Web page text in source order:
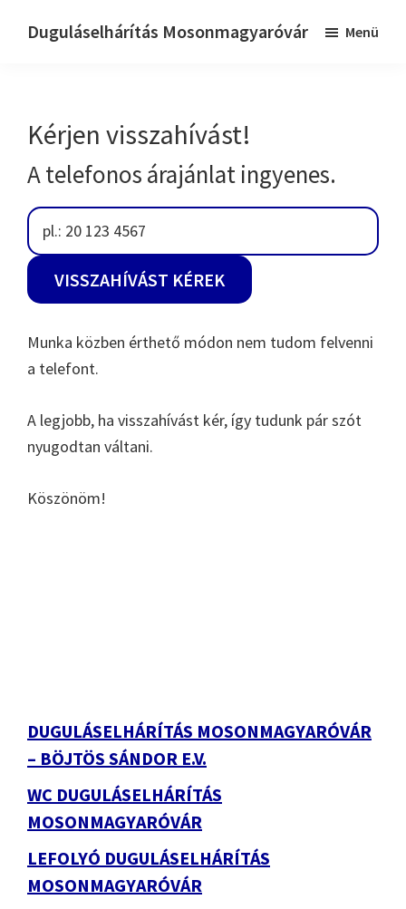
Duguláselhárítás Mosonmagyaróvár Menü
Kérjen visszahívást!
A telefonos árajánlat ingyenes.
Munka közben érthető módon nem tudom felvenni
a telefont.
A legjobb, ha visszahívást kér, így tudunk pár szót
nyugodtan váltani.
Köszönöm!
DUGULÁSELHÁRÍTÁS MOSONMAGYARÓVÁR
– BÖJTÖS SÁNDOR E.V.
WC DUGULÁSELHÁRÍTÁS
MOSONMAGYARÓVÁR
LEFOLYÓ DUGULÁSELHÁRÍTÁS
MOSONMAGYARÓVÁR